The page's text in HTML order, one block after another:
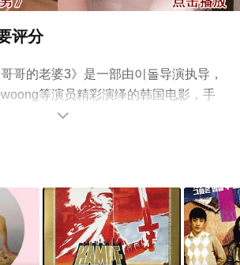
评分
哥的老婆3》是一部由이돌导演执导，
等演员精彩演绎的韩国电影，手
减完整版电影大全就上天堂电影网，
